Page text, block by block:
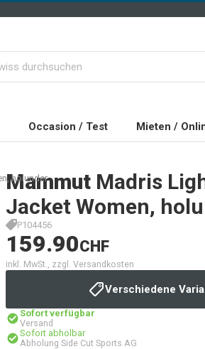
Occasion / Test Mieten /
holunder
Mammut Madris
Jacket Women,
P104456
159.90CHF
inkl. MwSt., zzgl. Versandkosten
Verschiedene
Sofort verfügbar
Versand
Sofort abholbar
Abholung Side Cut Sports AG